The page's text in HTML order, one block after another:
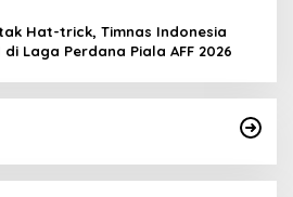
Hat-trick, Timnas Indonesia
Laga Perdana Piala AFF 2026